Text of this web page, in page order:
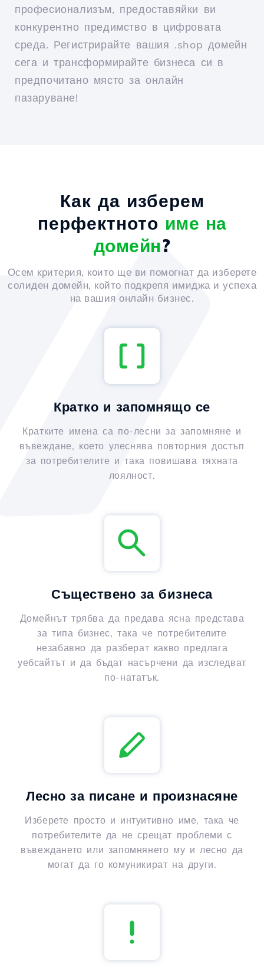
професионализъм, предоставяйки ви
конкурентно предимство в цифровата
среда. Регистрирайте вашия .shop домейн
сега и трансформирайте бизнеса си в
предпочитано място за онлайн
пазаруване!
Как да изберем
перфектното име на
домейн?
Осем критерия, които ще ви помогнат да изберете
солиден домейн, който подкрепя имиджа и успеха
на вашия онлайн бизнес.
Кратко и запомнящо се
Кратките имена са по-лесни за запомняне и
въвеждане, което улеснява повторния достъп
за потребителите и така повишава тяхната
лоялност.
Съществено за бизнеса
Домейнът трябва да предава ясна представа
за типа бизнес, така че потребителите
незабавно да разберат какво предлага
уебсайтът и да бъдат насърчени да изследват
по-нататък.
Лесно за писане и произнасяне
Изберете просто и интуитивно име, така че
потребителите да не срещат проблеми с
въвеждането или запомнянето му и лесно да
могат да го комуникират на други.